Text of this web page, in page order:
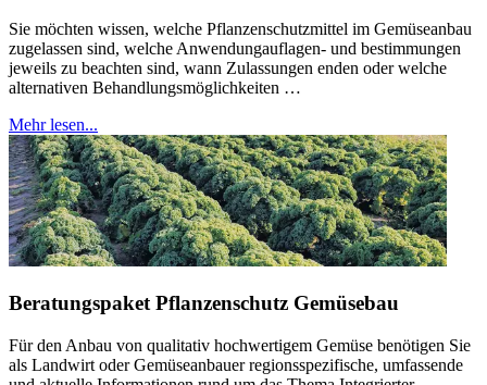
Sie möchten wissen, welche Pflanzenschutzmittel im Gemüseanbau
zugelassen sind, welche Anwendungauflagen- und bestimmungen
jeweils zu beachten sind, wann Zulassungen enden oder welche
alternativen Behandlungsmöglichkeiten …
Mehr lesen...
Beratungspaket Pflanzenschutz Gemüsebau
Für den Anbau von qualitativ hochwertigem Gemüse benötigen Sie
als Landwirt oder Gemüseanbauer regionsspezifische, umfassende